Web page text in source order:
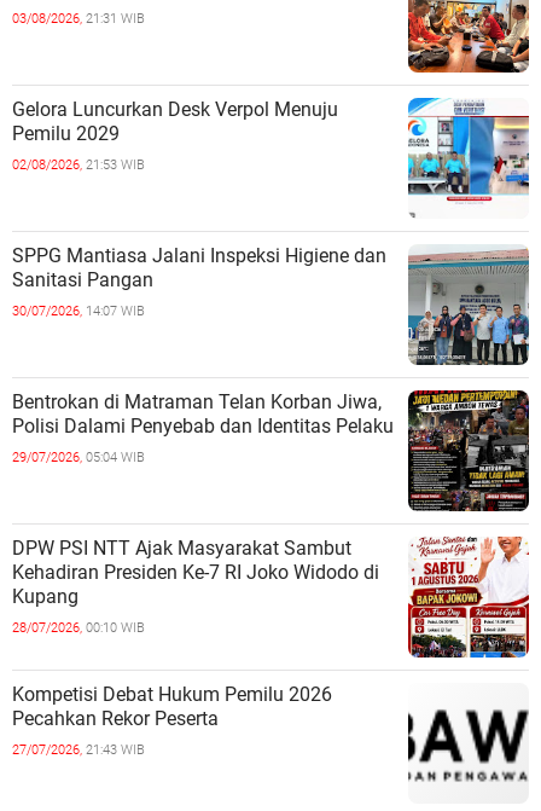
03/08/2026, 21:31 WIB
Gelora Luncurkan Desk Verpol Menuju
Pemilu 2029
02/08/2026, 21:53 WIB
SPPG Mantiasa Jalani Inspeksi Higiene dan
Sanitasi Pangan
30/07/2026, 14:07 WIB
Bentrokan di Matraman Telan Korban Jiwa,
Polisi Dalami Penyebab dan Identitas Pelaku
29/07/2026, 05:04 WIB
DPW PSI NTT Ajak Masyarakat Sambut
Kehadiran Presiden Ke-7 RI Joko Widodo di
Kupang
28/07/2026, 00:10 WIB
Kompetisi Debat Hukum Pemilu 2026
Pecahkan Rekor Peserta
27/07/2026, 21:43 WIB